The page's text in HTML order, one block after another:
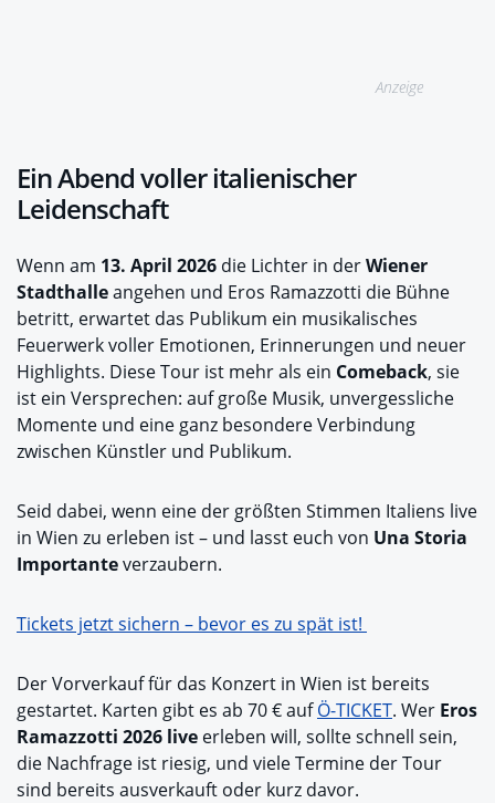
Anzeige
Ein Abend voller italienischer
Leidenschaft
Wenn am 13. April 2026 die Lichter in derWiener
Stadthalleangehen und Eros Ramazzotti die Bühne
betritt, erwartet das Publikum ein musikalisches
Feuerwerk voller Emotionen, Erinnerungen und neuer
Highlights. Diese Tour ist mehr als ein Comeback, sie
ist ein Versprechen: auf große Musik, unvergessliche
Momente und eine ganz besondere Verbindung
zwischen Künstler und Publikum.
Seid dabei, wenn eine der größten Stimmen Italiens live
in Wien zu erleben ist – und lasst euch von Una Storia
Importanteverzaubern.
Tickets jetzt sichern – bevor es zu spät ist!
Der Vorverkauf für das Konzert in Wien ist bereits
gestartet. Karten gibt es ab 70 € aufÖ-TICKET. Wer Eros
Ramazzotti 2026 live erleben will, sollte schnell sein,
die Nachfrage ist riesig, und viele Termine der Tour
sind bereits ausverkauft oder kurz davor.